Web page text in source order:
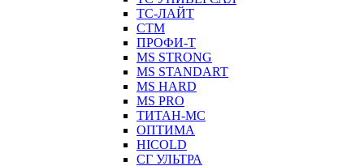
ТС-ЛАЙТ
СТМ
ПРОФИ-Т
MS STRONG
MS STANDART
MS HARD
MS PRO
ТИТАН-МС
ОПТИМА
HICOLD
СГ УЛЬТРА